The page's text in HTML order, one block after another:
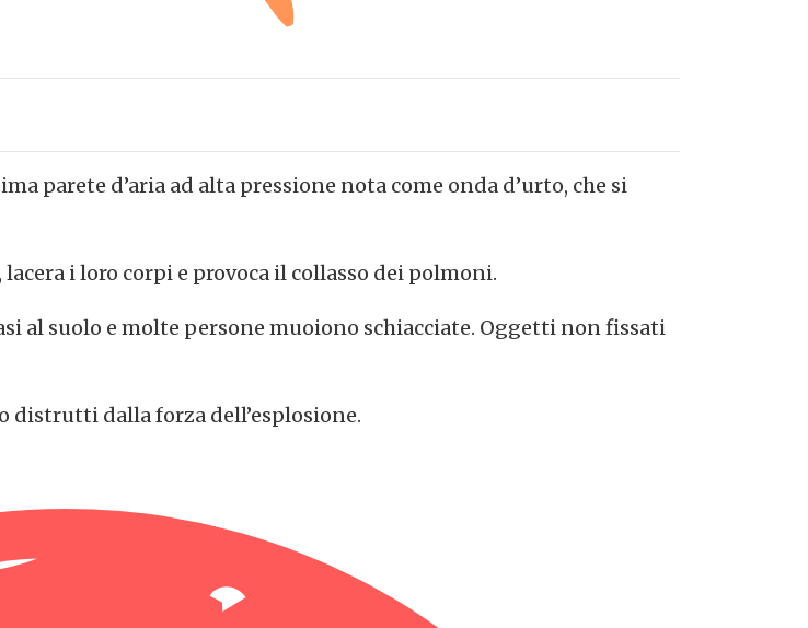
parete d’aria ad alta pressione nota come onda d’urto, che si
i loro corpi e provoca il collasso dei polmoni.
al suolo e molte persone muoiono schiacciate. Oggetti non fissati
distrutti dalla forza dell’esplosione.